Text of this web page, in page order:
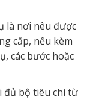
là nơi nêu được
cấp, nếu kèm
các bước hoặc
đủ bộ tiêu chí từ